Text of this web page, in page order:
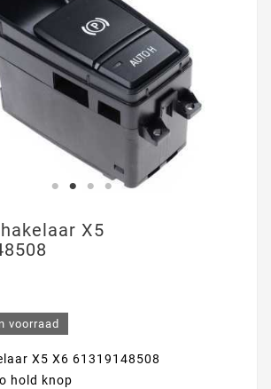
X5
voorraad
X5 X6 61319148508
hold knop